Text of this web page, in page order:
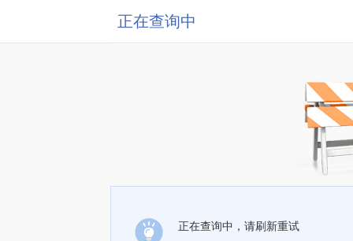
正在查询中
正在查询中，请刷新重试